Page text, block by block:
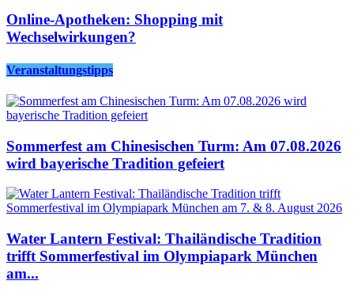
Online-Apotheken: Shopping mit
Wechselwirkungen?
Veranstaltungstipps
Sommerfest am Chinesischen Turm: Am 07.08.2026
wird bayerische Tradition gefeiert
Water Lantern Festival: Thailändische Tradition
trifft Sommerfestival im Olympiapark München
am...